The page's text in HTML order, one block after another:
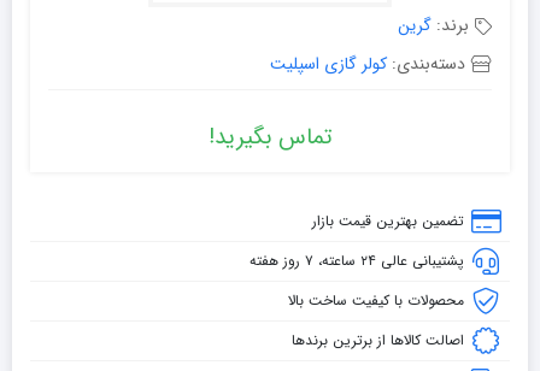
برند: گرین
دسته‌بندی: کولر گازی اسپلیت
تماس بگیرید!
تضمین بهترین قیمت بازار
پشتیبانی عالی ۲۴ ساعته، ۷ روز هفته
محصولات با کیفیت ساخت بالا
اصالت کالاها از برترین برندها